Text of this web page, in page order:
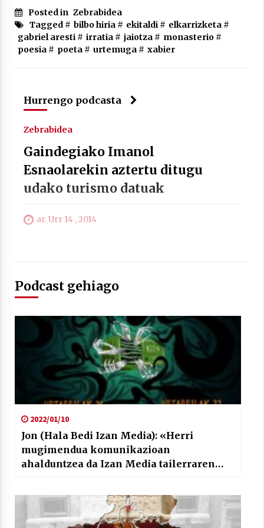
2021/10/13
Azaroak 6 Iurretan Arrosa sarearen
2021/07/16
Berria egunkarian elkarrizketa
Arrosaren 20 urteez
2021/07/06
Hala Bedi irratiko Hizpidea saioan
Arrosaren 20 urteez
2021/07/03
EHZtik
2021/07/01
Posted in Zebrabidea
Tagged # bilbo hiria# ekitaldi# elkarrizketa#
gabriel aresti# irratia# jaiotza# monasterio#
poesia# poeta# urtemuga# xabier
Hurrengo podcasta
Zebrabidea
Gaindegiako Imanol
Esnaolarekin aztertu ditugu
udako turismo datuak
ar. Urr 14 , 2014
Podcast gehiago
2022/01/10
Jon (Hala Bedi Izan Media): «Herri
mugimendua komunikazioan
ahalduntzea da Izan Media tailerraren